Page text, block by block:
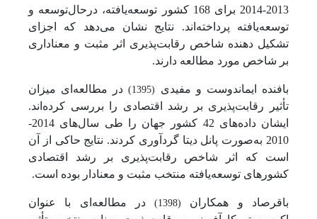
2013-2014 برای 168 کشور توسعه‌یافته، درحال‌توسعه و
توسعه‌یافته پرداخته‌اند. نتایج نشان می‌دهد که اجزای
تشکیل دهنده شاخص رقابت‌پذیری اثر مثبت و معناداری
بر شاخص مورد مطالعه دارند.
بافنده ایماندوست و مفیدی (1395)
در مطالعه‌ای میزان
تأثیر رقابت‌پذیری بر رشد اقتصادی را بررسی کرده‌اند.
ایشان داده‌های 42 کشور جهان را طی سال‌های 2014-
2010 به‌صورت پانل دیتا گردآوری کردند. نتایج حاکی از آن
است که اثر شاخص رقابت‌پذیری بر رشد اقتصادی
کشورهای توسعه‌یافته منتخب مثبت و معنادار بوده است.
باقرصاد و همکاران (1398)
در مطالعه‌ای با عنوان